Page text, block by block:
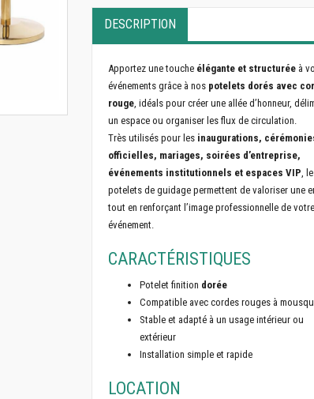
DESCRIPTION
Apportez une touche élégante et structuréeà
événements grâce à nos potelets dorés avec
rouge, idéals pour créer une allée d’honneur,
un espace ou organiser les flux de circulation.
Très utilisés pour les inaugurations,
officielles, mariages, soirées d’entreprise,
événements institutionnels et espaces VIP,
potelets de guidage permettent de valoriser une
tout en renforçant l’image professionnelle de votre
événement.
CARACTÉRISTIQUES
Potelet finition dorée
Compatible avec cordes rouges à
Stable et adapté à un usage intérieur ou
extérieur
Installation simple et rapide
LOCATION